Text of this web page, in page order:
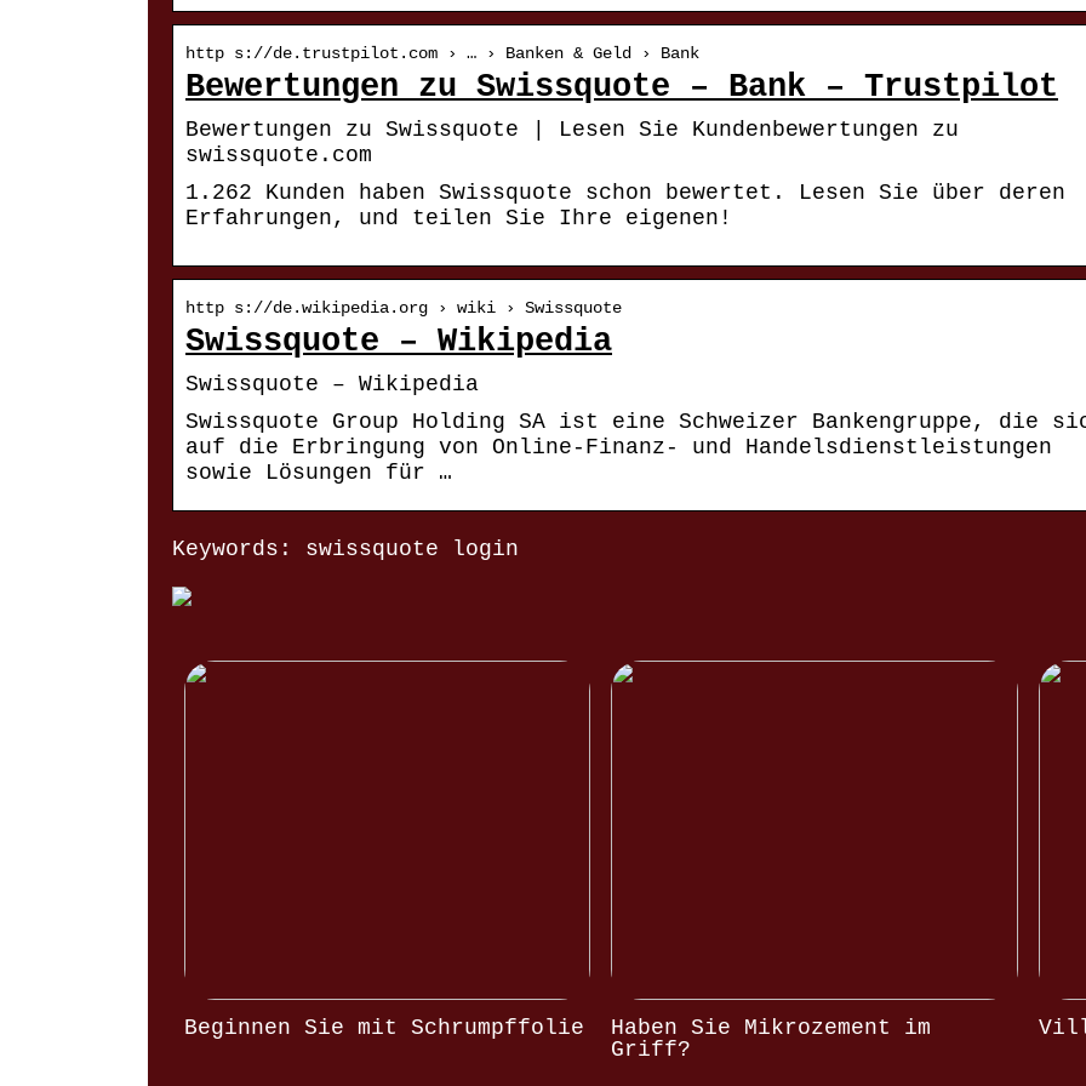
http s://de.trustpilot.com › … › Banken & Geld › Bank
Bewertungen zu Swissquote – Bank – Trustpilot
Bewertungen zu Swissquote | Lesen Sie Kundenbewertungen zu
swissquote.com
1.262 Kunden haben Swissquote schon bewertet. Lesen Sie über deren
Erfahrungen, und teilen Sie Ihre eigenen!
http s://de.wikipedia.org › wiki › Swissquote
Swissquote – Wikipedia
Swissquote – Wikipedia
Swissquote Group Holding SA ist eine Schweizer Bankengruppe, die
auf die Erbringung von Online-Finanz- und Handelsdienstleistungen
sowie Lösungen für …
Keywords: swissquote login
Beginnen Sie mit Schrumpffolie
Haben Sie Mikrozement im
Griff?